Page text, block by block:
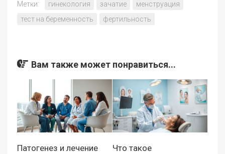
Метки: гинекология зачатие
менструация
тест на беременность
фертильность
Вам также может понравиться...
Патогенез и лечение
Что такое